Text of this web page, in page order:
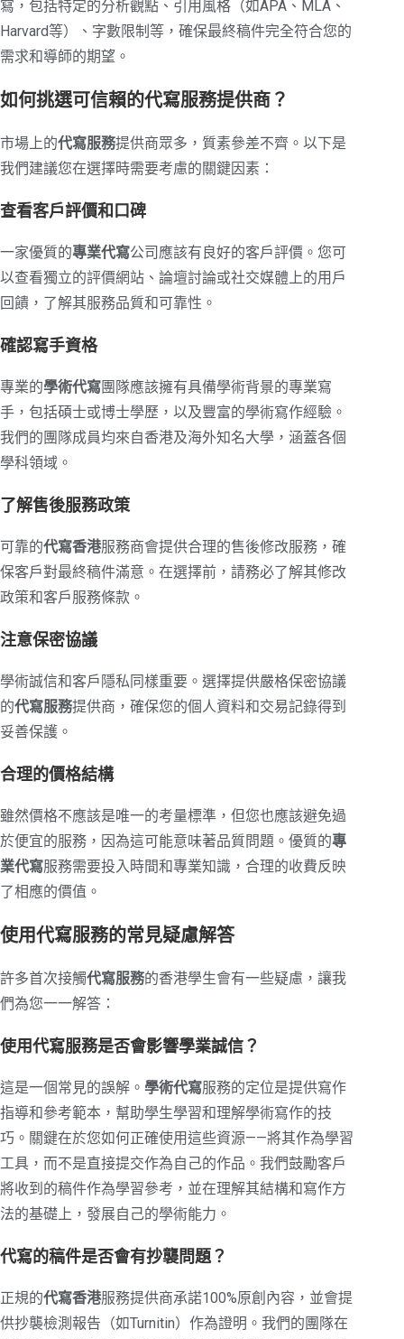
寫，包括特定的分析觀點、引用風格（如APA、MLA、
Harvard等）、字數限制等，確保最終稿件完全符合您的
需求和導師的期望。
如何挑選可信賴的代寫服務提供商？
市場上的代寫服務提供商眾多，質素參差不齊。以下是
我們建議您在選擇時需要考慮的關鍵因素：
查看客戶評價和口碑
一家優質的專業代寫公司應該有良好的客戶評價。您可
以查看獨立的評價網站、論壇討論或社交媒體上的用戶
回饋，了解其服務品質和可靠性。
確認寫手資格
專業的學術代寫團隊應該擁有具備學術背景的專業寫
手，包括碩士或博士學歷，以及豐富的學術寫作經驗。
我們的團隊成員均來自香港及海外知名大學，涵蓋各個
學科領域。
了解售後服務政策
可靠的代寫香港服務商會提供合理的售後修改服務，確
保客戶對最終稿件滿意。在選擇前，請務必了解其修改
政策和客戶服務條款。
注意保密協議
學術誠信和客戶隱私同樣重要。選擇提供嚴格保密協議
的代寫服務提供商，確保您的個人資料和交易記錄得到
妥善保護。
合理的價格結構
雖然價格不應該是唯一的考量標準，但您也應該避免過
於便宜的服務，因為這可能意味著品質問題。優質的專
業代寫服務需要投入時間和專業知識，合理的收費反映
了相應的價值。
使用代寫服務的常見疑慮解答
許多首次接觸代寫服務的香港學生會有一些疑慮，讓我
們為您一一解答：
使用代寫服務是否會影響學業誠信？
這是一個常見的誤解。 學術代寫服務的定位是提供寫作
指導和參考範本，幫助學生學習和理解學術寫作的技
巧。關鍵在於您如何正確使用這些資源——將其作為學習
工具，而不是直接提交作為自己的作品。我們鼓勵客戶
將收到的稿件作為學習參考，並在理解其結構和寫作方
法的基礎上，發展自己的學術能力。
代寫的稿件是否會有抄襲問題？
正規的代寫香港服務提供商承諾100%原創內容，並會提
供抄襲檢測報告（如Turnitin）作為證明。我們的團隊在